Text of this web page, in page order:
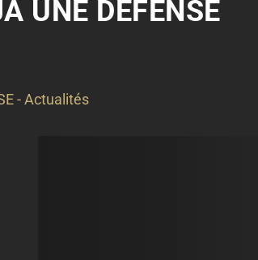
UNE DÉFENSE
- Actualités